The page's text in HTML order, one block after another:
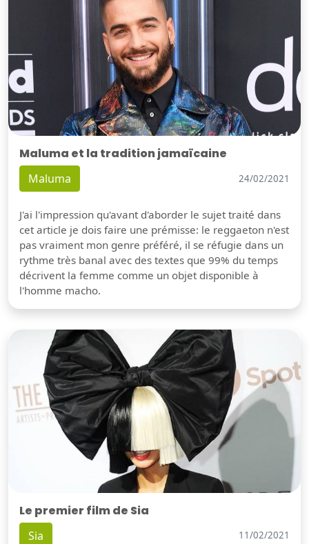
Maluma et la tradition jamaïcaine
Maluma 24/02/2021
J'ai l'impression qu'avant d'aborder le sujet traité dans
cet article je dois faire une prémisse: le reggaeton n'est
pas vraiment mon genre préféré, il se réfugie dans un
rythme très banal avec des textes que 99% du temps
décrivent la femme comme un objet disponible à
l'homme macho.
Le premier film de Sia
Sia 11/02/2021